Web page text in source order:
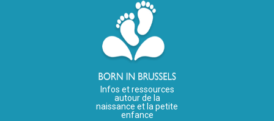
Infos et ressources
autour de la
naissance et la petite
enfance